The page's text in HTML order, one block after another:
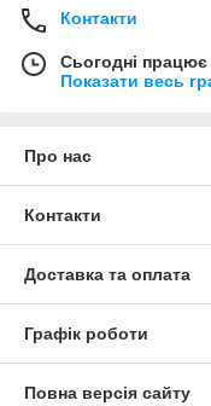
Контакти
Сьогодні
Показати весь
Про нас
Контакти
Доставка та оплата
Графік роботи
Повна версія сайту